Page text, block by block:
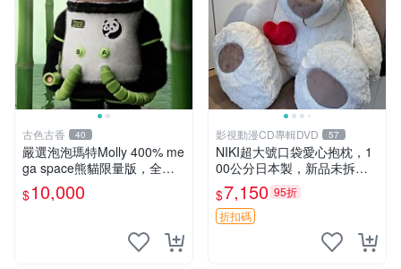
古色古香 40
嚴選泡泡瑪特Molly 400% me
ga space熊貓限量版，全新
附原Packaging。拍下即視頻
確認。 泡泡瑪特 Molly 400%
$10,000
影視動漫CD專輯DVD 57
NIKI超大號口袋愛心抱枕，1
00公分日本製，新品未拆封
胖嘟嘟收藏推薦 愛心抱枕 日
本 抱枕
$7,150 95折
折扣碼